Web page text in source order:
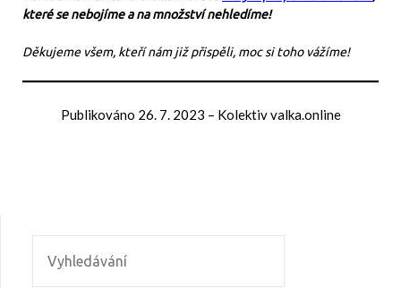
které se nebojíme a na množství nehledíme!
Děkujeme všem, kteří nám již přispěli, moc si toho vážíme!
Publikováno 26. 7. 2023 – Kolektiv valka.online